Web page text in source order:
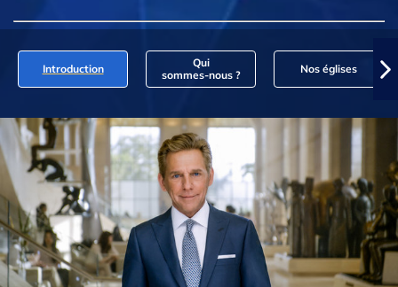
Introduction
Qui
sommes‑nous ?
Nos églises